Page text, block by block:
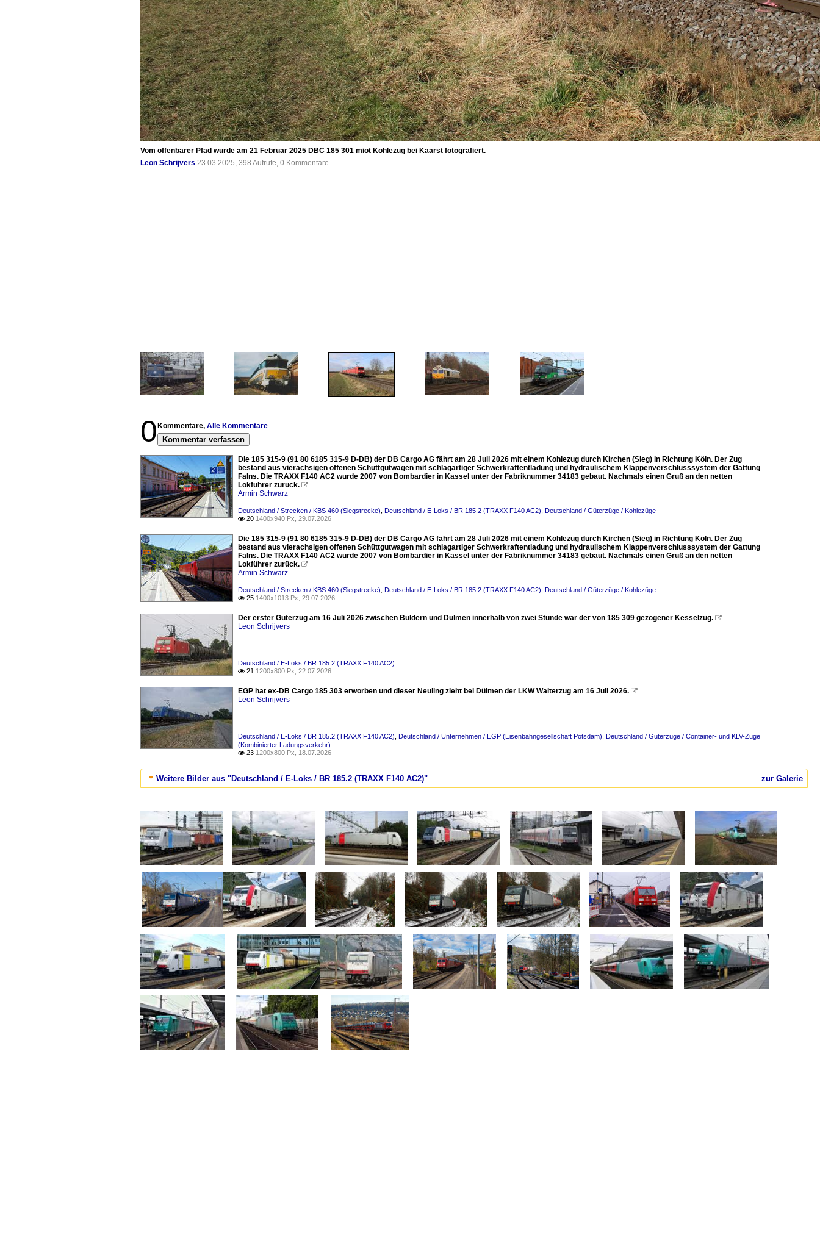
Vom offenbarer Pfad wurde am 21 Februar 2025 DBC 185 301 miot Kohlezug bei Kaarst fotografiert.
Leon Schrijvers 23.03.2025, 398 Aufrufe, 0 Kommentare
0 Kommentare, Alle Kommentare
Kommentar verfassen
Die 185 315-9 (91 80 6185 315-9 D-DB) der DB Cargo AG fährt am 28 Juli 2026 mit einem Kohlezug durch Kirchen (Sieg) in Richtung Köln. Der Zug
bestand aus vierachsigen offenen Schüttgutwagen mit schlagartiger Schwerkraftentladung und hydraulischem Klappenverschlusssystem der Gattung
Falns. Die TRAXX F140 AC2 wurde 2007 von Bombardier in Kassel unter der Fabriknummer 34183 gebaut. Nachmals einen Gruß an den netten
Lokführer zurück. 
Armin Schwarz
Deutschland / Strecken / KBS 460 (Siegstrecke) Deutschland / E-Loks / BR 185.2 (TRAXX F140 AC2) Deutschland / Güterzüge / Kohlezüge
 20 1400x940 Px, 29.07.2026
Die 185 315-9 (91 80 6185 315-9 D-DB) der DB Cargo AG fährt am 28 Juli 2026 mit einem Kohlezug durch Kirchen (Sieg) in Richtung Köln. Der Zug
bestand aus vierachsigen offenen Schüttgutwagen mit schlagartiger Schwerkraftentladung und hydraulischem Klappenverschlusssystem der Gattung
Falns. Die TRAXX F140 AC2 wurde 2007 von Bombardier in Kassel unter der Fabriknummer 34183 gebaut. Nachmals einen Gruß an den netten
Lokführer zurück. 
Armin Schwarz
Deutschland / Strecken / KBS 460 (Siegstrecke) Deutschland / E-Loks / BR 185.2 (TRAXX F140 AC2) Deutschland / Güterzüge / Kohlezüge
 25 1400x1013 Px, 29.07.2026
Der erster Guterzug am 16 Juli 2026 zwischen Buldern und Dülmen innerhalb von zwei Stunde war der von 185 309 gezogener Kesselzug. 
Leon Schrijvers
Deutschland / E-Loks / BR 185.2 (TRAXX F140 AC2)
 21 1200x800 Px, 22.07.2026
EGP hat ex-DB Cargo 185 303 erworben und dieser Neuling zieht bei Dülmen der LKW Walterzug am 16 Juli 2026. 
Leon Schrijvers
Deutschland / E-Loks / BR 185.2 (TRAXX F140 AC2) Deutschland / Unternehmen / EGP (Eisenbahngesellschaft Potsdam) Deutschland / Güterzüge / Container- und KLV-Züge
(Kombinierter Ladungsverkehr)
 23 1200x800 Px, 18.07.2026
zur Galerie
Weitere Bilder aus "Deutschland / E-Loks / BR 185.2 (TRAXX F140 AC2)"